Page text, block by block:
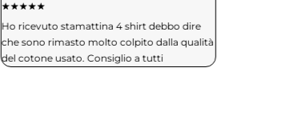
★★★★★
Ho ricevuto stamattina 4 shirt debbo dire
che sono rimasto molto colpito dalla qualità
del cotone usato. Consiglio a tutti